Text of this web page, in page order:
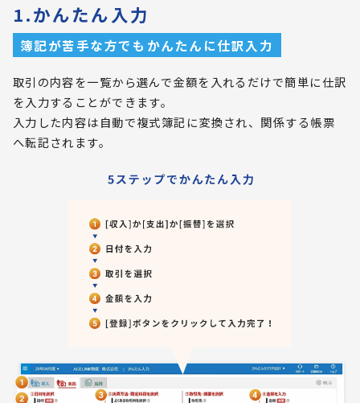
1.かんたん入力
簿記が苦手な方でもかんたんに仕訳入力
取引の内容を一覧から選んで金額を入れるだけで簡単に仕訳
を入力することができます。
入力した内容は自動で複式簿記に変換され、関係する帳票
へ転記されます。